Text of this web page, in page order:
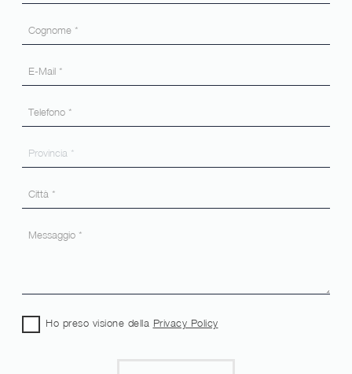
Ho preso visione della Privacy Policy